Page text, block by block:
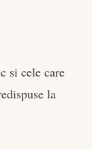
si cele care
la